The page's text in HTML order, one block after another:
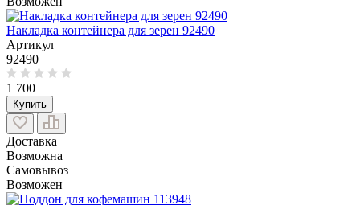
Накладка контейнера для зерен 92490
Артикул
92490
1 700
Купить
Доставка
Возможна
Самовывоз
Возможен